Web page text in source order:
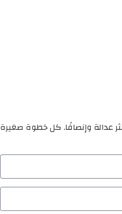
عدالة وإنصافًا. كل خطوة صغيرة